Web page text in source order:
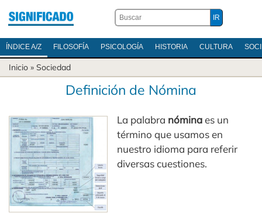
ÍNDICE A/Z FILOSOFÍA PSICOLOGÍA HISTORIA CULTURA
Inicio » Sociedad
Definición de Nómina
La palabra nóminaes un
término que usamos en
nuestro idioma para referir
diversas cuestiones.